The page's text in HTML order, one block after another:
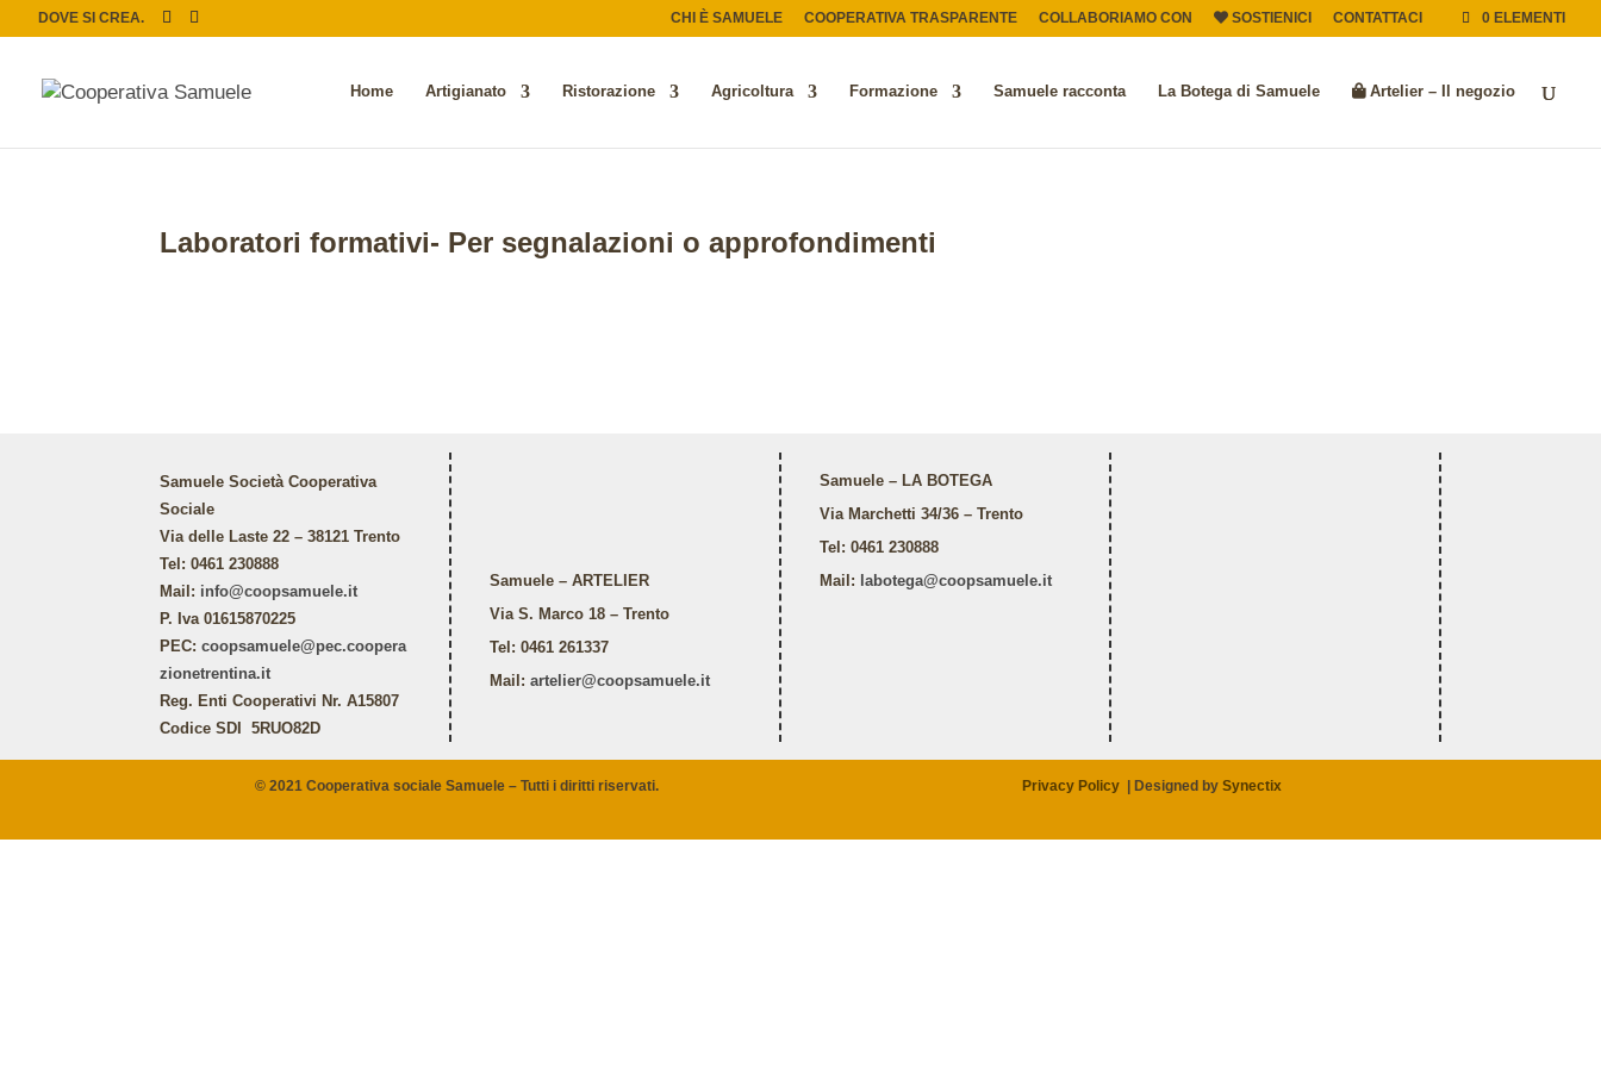
DOVE SI CREA. CHI È SAMUELE COOPERATIVA TRASPARENTE COLLABORIAMO CON SOSTIENICI CONTATTACI 0 ELEMENTI
Home Artigianato Ristorazione Agricoltura Formazione Samuele racconta La Botega di Samuele Artelier – Il negozio
Laboratori formativi- Per segnalazioni o approfondimenti
Samuele Società Cooperativa
Sociale
Via delle Laste 22 – 38121 Trento
Tel: 0461 230888
Mail: info@coopsamuele.it
P. Iva 01615870225
PEC:coopsamuele@pec.coopera
zionetrentina.it
Reg. Enti Cooperativi Nr. A15807
Codice SDI 5RUO82D
Samuele – ARTELIER
Via S. Marco 18 – Trento
Tel: 0461 261337
Mail:artelier@coopsamuele.it
Samuele – LA BOTEGA
Via Marchetti 34/36 – Trento
Tel: 0461 230888
Mail: labotega@coopsamuele.it
© 2021 Cooperativa sociale Samuele – Tutti i diritti riservati. Privacy Policy |Designed bySynectix